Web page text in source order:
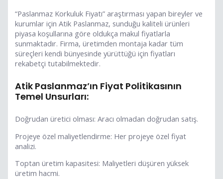
“Paslanmaz Korkuluk Fiyatı” araştırması yapan bireyler ve
kurumlar için Atik Paslanmaz, sunduğu kaliteli ürünleri
piyasa koşullarına göre oldukça makul fiyatlarla
sunmaktadır. Firma, üretimden montaja kadar tüm
süreçleri kendi bünyesinde yürüttüğü için fiyatları
rekabetçi tutabilmektedir.
Atik Paslanmaz’ın Fiyat Politikasının
Temel Unsurları:
Doğrudan üretici olması: Aracı olmadan doğrudan satış.
Projeye özel maliyetlendirme: Her projeye özel fiyat
analizi.
Toptan üretim kapasitesi: Maliyetleri düşüren yüksek
üretim hacmi.